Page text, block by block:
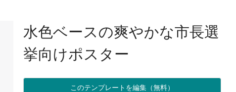
水色ベースの爽やかな市長選
挙向けポスター
このテンプレートを編集（無料）